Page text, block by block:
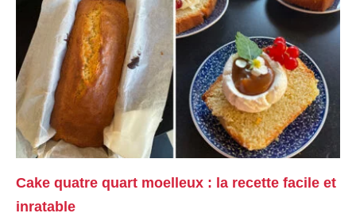
Cake quatre quart moelleux : la recette facile et
inratable